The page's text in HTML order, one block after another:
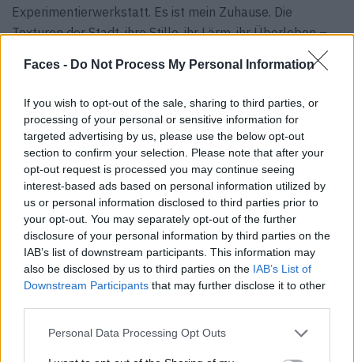
Faces - Do Not Process My Personal Information
If you wish to opt-out of the sale, sharing to third parties, or
processing of your personal or sensitive information for
targeted advertising by us, please use the below opt-out
section to confirm your selection. Please note that after your
opt-out request is processed you may continue seeing
interest-based ads based on personal information utilized by
us or personal information disclosed to third parties prior to
your opt-out. You may separately opt-out of the further
disclosure of your personal information by third parties on the
IAB’s list of downstream participants. This information may
also be disclosed by us to third parties on the IAB’s List of
Downstream Participants that may further disclose it to other
Personal Data Processing Opt Outs
Experimentierwerkstatt. Es ist mein Zuhause. Die
Texturen der Stadt, ihre Stille, ihr Lärm, ihr Überleben –
Vergleichbares zu meinem Kiew.
Welche Texturen, Farben oder Materialien haben durch
den Krieg eine ganz neue emotionale Bedeutung
angenommen?
AO:Betongrau und Sandtöne erinnern mich an Ruinen und
Bunker. Und Rot, das einst stark und kühn war, fühlt sich
manchmal eher wie eine Wunde an. Diese Gefühle
verändern sich ständig; und wir verarbeiten sie mit
Stoffen und Prints.
Gibt es gewisse Farben oder Materialien, die du nicht